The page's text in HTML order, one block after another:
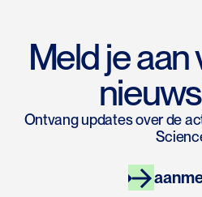
Meld je
Ontvang updates over de